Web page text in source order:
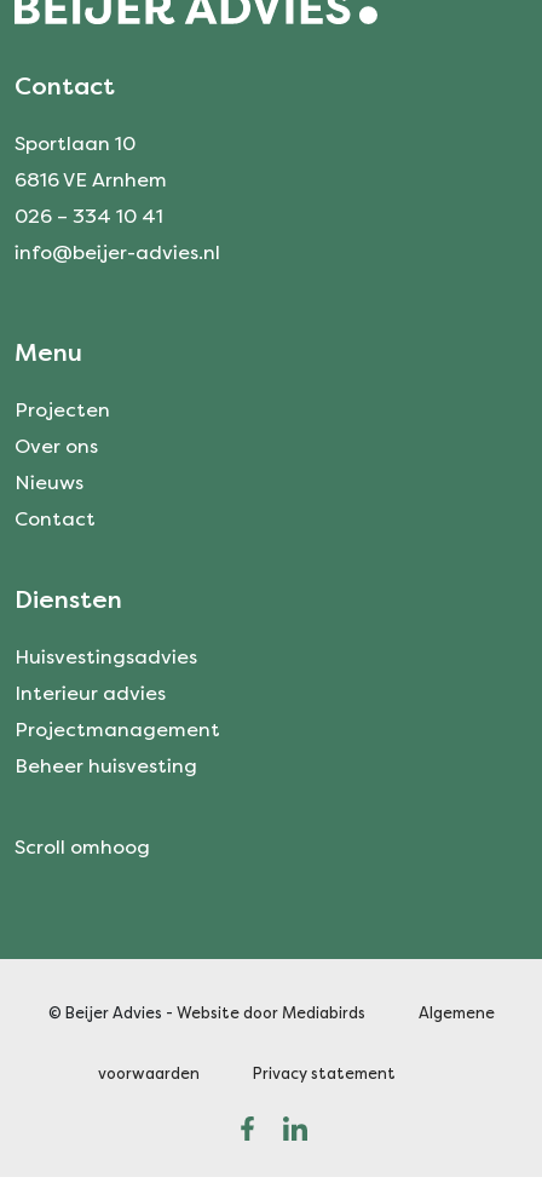
Contact
Sportlaan 10
6816 VE Arnhem
026 – 334 10 41
info@beijer-advies.nl
Menu
Projecten
Over ons
Nieuws
Contact
Diensten
Huisvestingsadvies
Interieur advies
Projectmanagement
Beheer huisvesting
Scroll omhoog
© Beijer Advies - Website door Mediabirds Algemene
voorwaarden Privacy statement